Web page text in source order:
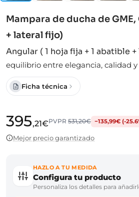
Mampara de ducha de GME,
+ lateral fijo)
Angular ( 1 hoja fija + 1 abatible
equilibrio entre elegancia, calidad
Ficha técnica
395,21€PVPR531,20€ −135,99€ (-
Mejor precio garantizado
HAZLO A TU MEDIDA
Configura tu producto
Personaliza los detalles para